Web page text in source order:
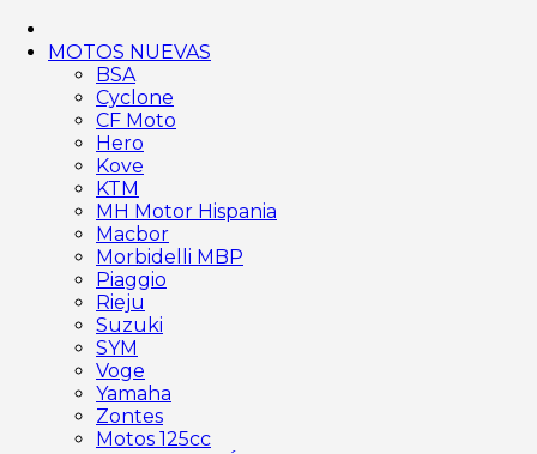
MOTOS NUEVAS
BSA
Cyclone
CF Moto
Hero
Kove
KTM
MH Motor Hispania
Macbor
Morbidelli MBP
Piaggio
Rieju
Suzuki
SYM
Voge
Yamaha
Zontes
Motos 125cc